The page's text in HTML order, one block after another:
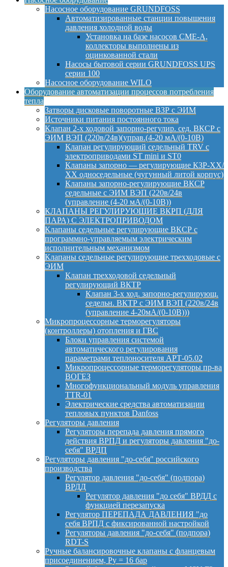
Насосное оборудование GRUNDFOSS
Автоматизированные станции повышения
давления холодной воды
Установка на базе насосов CME-A,
коллекторы выполнены из
оцинкованной стали
Насосы бытовой серии GRUNDFOSS UPS
серии 100
Насосное оборудование WILO
Оборудование автоматизации процессов потребления
тепла
Затворы дисковые поворотные ВЗР с ЭИМ
Источники питания постоянного тока
Клапан 2-х ходовой запорно-регулир. сед. ВКСР с
ЭИМ ВЭП (220в/24в)(управ.(4-20 мА/(0-10В)
Клапан регулирующий седельный TRV с
электроприводами ST mini и ST0
Клапаны запорно — регулирующие КЗР-ХХ/
ХХ односедельные (чугунный литой корпус)
Клапаны запорно-регулирующие ВКСР
седельные с ЭИМ ВЭП (220в/24в
(управление (4-20 мА/(0-10В))
КЛАПАНЫ РЕГУЛИРУЮЩИЕ ВКРП (ДЛЯ
ПАРА) С ЭЛЕКТРОПРИВОДОМ
Клапаны седельные регулирующие ВКСР с
программно-управляемым электрическим
исполнительным механизмом
Клапаны седельные регулирующие трехходовые с
ЭИМ
Клапан трехходовой седельный
регулирующий ВКТР
Клапан 3-х ход. запорно-регулирующ.
седельн. ВКТР с ЭИМ ВЭП (220в/24в
(управление 4-20мА/(0-10В)))
Микропроцессорные терморегуляторы
(контроллеры) отопления и ГВС
Блоки управления системой
автоматического регулирования
параметрами теплоносителя АРТ-05.02
Микропроцессорные терморегуляторы пр-ва
ВОГЕЗ
Многофункциональный модуль управления
TTR-01
Электрические средства автоматизации
тепловых пунктов Danfoss
Регуляторы давления
Регуляторы перепада давления прямого
действия ВРПД и регуляторы давления "до-
себя" ВРДП
Регуляторы давления "до-себя" российского
производства
Регулятор давления "до-себя" (подпора)
ВРДД
Регулятор давления "до себя" ВРДД с
функцией перезапуска
Регулятор ПЕРЕПАДА ДАВЛЕНИЯ "до
себя ВРПД с фиксированной настройкой
Регуляторы давления "до-себя" (подпора)
RDT-S
Ручные балансировочные клапаны с фланцевым
присоединением, Py = 16 бар